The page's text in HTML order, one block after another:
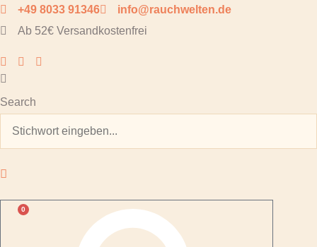
Zum
Inhalt
+49 8033 91346
info@rauchwelten.de
Ab 52€ Versandkostenfrei
Search
0